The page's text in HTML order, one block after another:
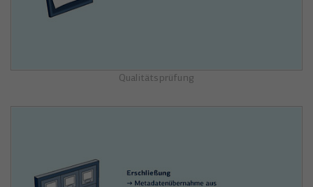
Qualitätsprüfung